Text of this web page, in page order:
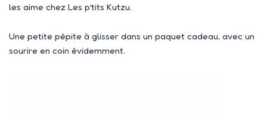
les aime chez Les p’tits Kutzu.
Une petite pépite à glisser dans un paquet cadeau, avec un
sourire en coin évidemment.